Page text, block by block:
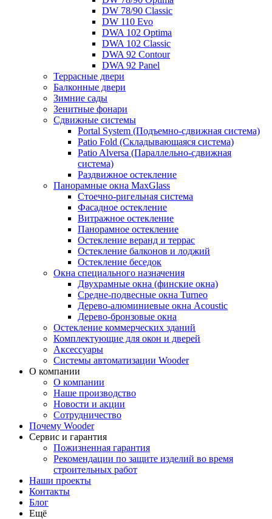
DW 78/90 Classic
DW 110 Evo
DWA 102 Optima
DWA 102 Classic
DWA 92 Contour
DWA 92 Panel
Террасные двери
Балконные двери
Зимние сады
Зенитные фонари
Сдвижные системы
Portal System (Подъемно-сдвижная система)
Patio Fold (Складывающаяся система)
Patio Alversa (Параллельно-сдвижная
система)
Раздвижное остекление
Панорамные окна MaxGlass
Стоечно-ригельная система
Фасадное остекление
Витражное остекление
Панорамное остекление
Остекление веранд и террас
Остекление балконов и лоджий
Остекление беседок
Окна специального назначения
Двухрамные окна (финские окна)
Средне-подвесные окна Turneo
Дерево-алюминиевые окна Acoustic
Дерево-бронзовые окна
Остекление коммерческих зданий
Комплектующие для окон и дверей
Аксессуары
Системы автоматизации Wooder
О компании
О компании
Наше производство
Новости и акции
Сотрудничество
Почему Wooder
Сервис и гарантия
Пожизненная гарантия
Рекомендации по защите изделий во время
строительных работ
Наши проекты
Контакты
Блог
Ещё